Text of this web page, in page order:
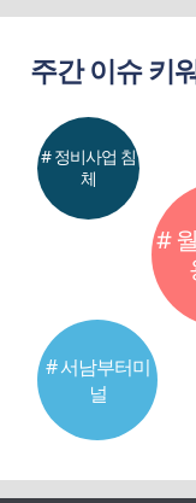
주간 이슈 키
#
# 서남부터미
널
# 정비사업 침
체